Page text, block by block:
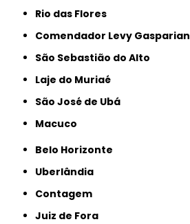
Rio das Flores
Comendador Levy Gasparian
São Sebastião do Alto
Laje do Muriaé
São José de Ubá
Macuco
Belo Horizonte
Uberlândia
Contagem
Juiz de Fora